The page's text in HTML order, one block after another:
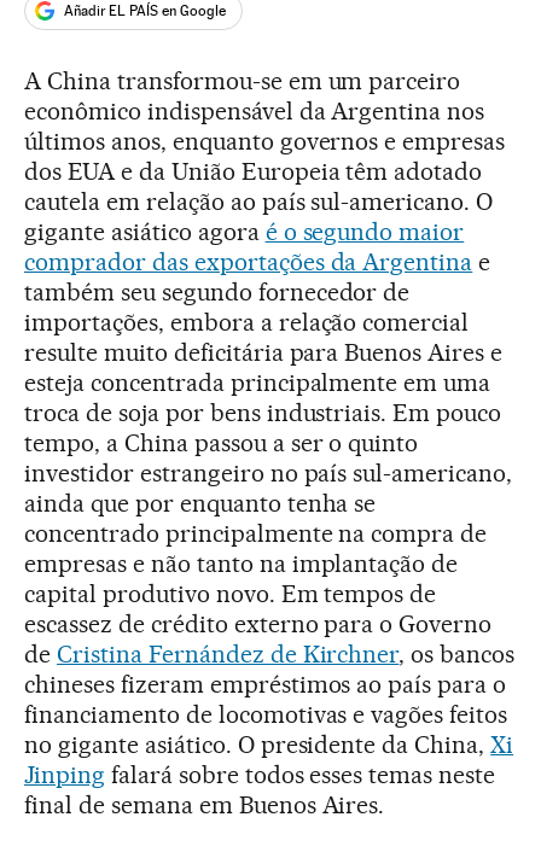
Añadir EL PAÍS en Google
A China transformou-se em um parceiro
econômico indispensável da Argentina nos
últimos anos, enquanto governos e empresas
dos EUA e da União Europeia têm adotado
cautela em relação ao país sul-americano. O
gigante asiático agora é o segundo maior
comprador das exportações da Argentina e
também seu segundo fornecedor de
importações, embora a relação comercial
resulte muito deficitária para Buenos Aires e
esteja concentrada principalmente em uma
troca de soja por bens industriais. Em pouco
tempo, a China passou a ser o quinto
investidor estrangeiro no país sul-americano,
ainda que por enquanto tenha se
concentrado principalmente na compra de
empresas e não tanto na implantação de
capital produtivo novo. Em tempos de
escassez de crédito externo para o Governo
de Cristina Fernández de Kirchner, os bancos
chineses fizeram empréstimos ao país para o
financiamento de locomotivas e vagões feitos
no gigante asiático. O presidente da China,Xi
Jinping falará sobre todos esses temas neste
final de semana em Buenos Aires.